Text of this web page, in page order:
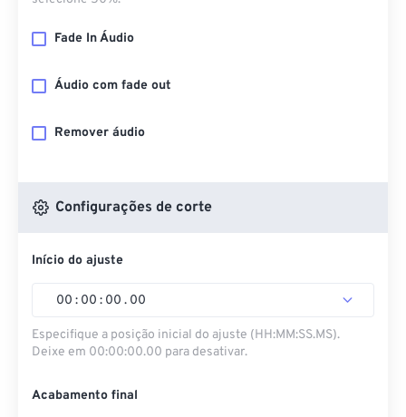
Fade In Áudio
Áudio com fade out
Remover áudio
Configurações de corte
Início do ajuste
00 : 00 : 00 . 00
Especifique a posição inicial do ajuste (HH:MM:SS.MS).
Deixe em 00:00:00.00 para desativar.
Acabamento final